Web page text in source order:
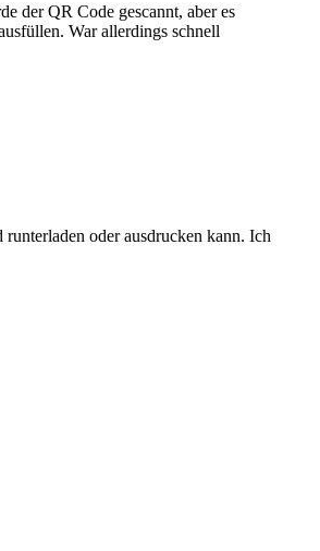
der QR Code gescannt, aber es
War allerdings schnell
oder ausdrucken kann. Ich